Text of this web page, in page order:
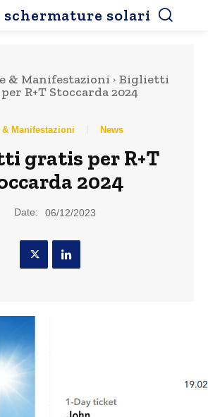
schermature solari
& Manifestazioni
Biglietti
R+T Stoccarda 2024
& Manifestazioni News
gratis per R+T
2024
Date: 06/12/2023